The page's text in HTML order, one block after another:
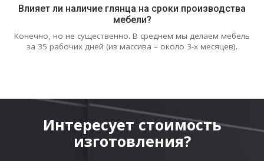
Влияет ли наличие глянца на сроки производства
мебели?
Конечно, но не существенно. В среднем мы делаем мебель
за 35 рабочих дней (из массива – около 3-х месяцев).
Интересует стоимость
изготовления?